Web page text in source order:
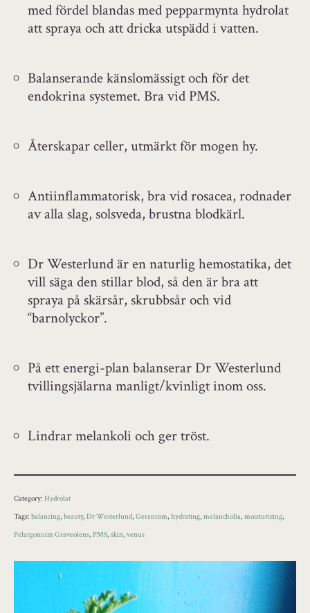
med fördel blandas med pepparmynta hydrolat
att spraya och att dricka utspädd i vatten.
Balanserande känslomässigt och för det
endokrina systemet. Bra vid PMS.
Återskapar celler, utmärkt för mogen hy.
Antiinflammatorisk, bra vid rosacea, rodnader
av alla slag, solsveda, brustna blodkärl.
Dr Westerlund är en naturlig hemostatika, det
vill säga den stillar blod, så den är bra att
spraya på skärsår, skrubbsår och vid
“barnolyckor”.
På ett energi-plan balanserar Dr Westerlund
tvillingsjälarna manligt/kvinligt inom oss.
Lindrar melankoli och ger tröst.
Category: Hydrolat
Tags: balancing, beauty, Dr Westerlund, Geranium, hydrating, melancholia, moisturizing,
Pelargonium Graveolens, PMS, skin, venus